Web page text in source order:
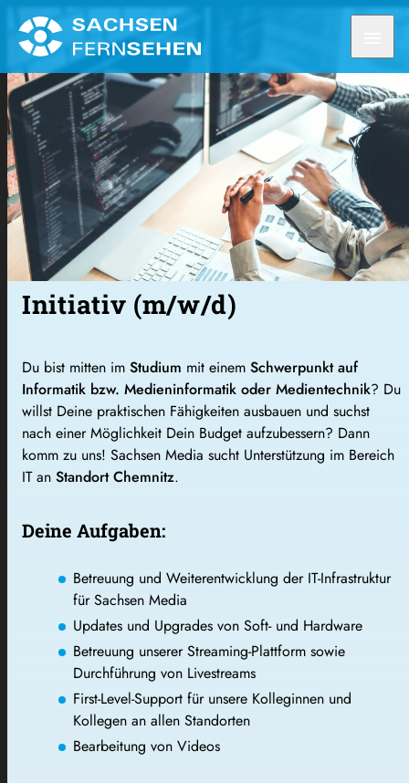
Freepik
Initiativ (m/w/d)
Du bist mitten im Studium mit einem Schwerpunkt auf
Informatik bzw. Medieninformatik oder Medientechnik? Du
willst Deine praktischen Fähigkeiten ausbauen und suchst
nach einer Möglichkeit Dein Budget aufzubessern? Dann
komm zu uns! Sachsen Media sucht Unterstützung im Bereich
IT an Standort Chemnitz.
Deine Aufgaben:
Betreuung und Weiterentwicklung der IT-Infrastruktur
für Sachsen Media
Updates und Upgrades von Soft- und Hardware
Betreuung unserer Streaming-Plattform sowie
Durchführung von Livestreams
First-Level-Support für unsere Kolleginnen und
Kollegen an allen Standorten
Bearbeitung von Videos